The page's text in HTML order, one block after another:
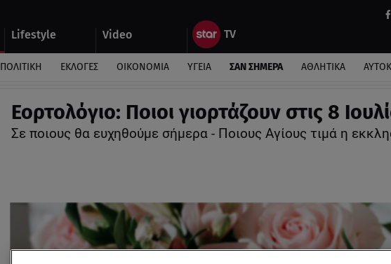
Lifestyle Video
ΠΟΛΙΤΙΚΗ ΕΚΛΟΓΕΣ ΟΙΚΟΝΟΜΙΑ ΥΓΕΙΑ ΣΑΝ ΣΗΜΕΡΑ ΑΘΛΗΤΙΚΑ
Εορτολόγιο: Ποιοι γιορτάζουν στις 8
Σε ποιους θα ευχηθούμε σήμερα - Ποιους Αγίους τιμά η